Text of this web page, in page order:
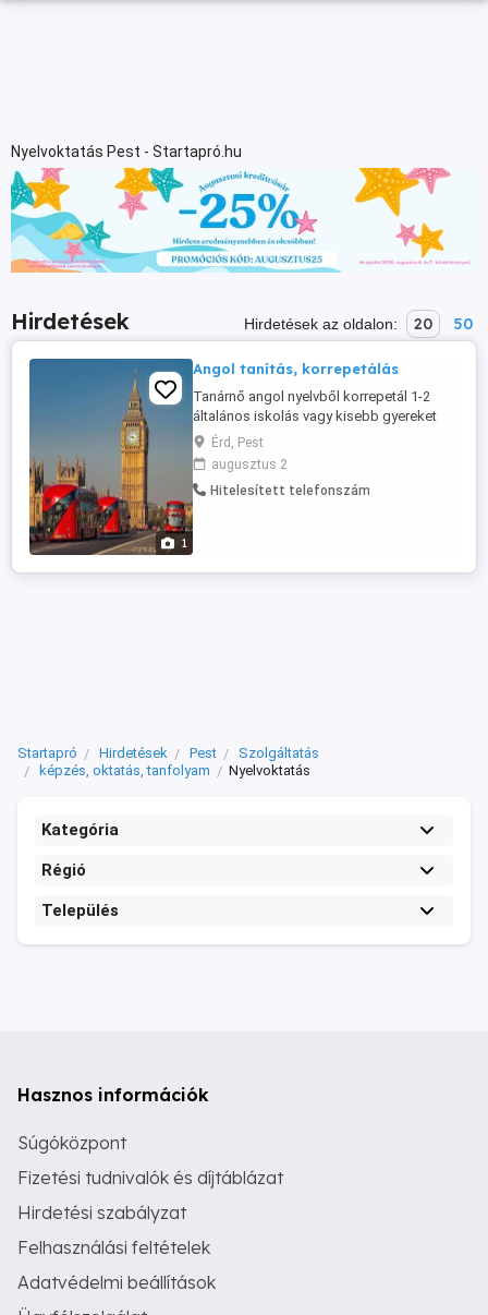
Nyelvoktatás Pest - Startapró.hu
Hirdetések Hirdetések az oldalon: 20 50
1
Angol tanítás, korrepetálás
Tanárnő angol nyelvből korrepetál 1-2
általános iskolás vagy kisebb gyereket
Érd Fenyves-Parkvárosban. 1 diák:4000Ft
45 perc; 2 diák :5000Ft 45 perc
Érd, Pest
augusztus 2
Hitelesített telefonszám
Startapró Hirdetések Pest
Szolgáltatás
képzés, oktatás, tanfolyam
Nyelvoktatás
Kategória
Régió
Település
Hasznos információk
Súgóközpont
Fizetési tudnivalók és díjtáblázat
Hirdetési szabályzat
Felhasználási feltételek
Adatvédelmi beállítások